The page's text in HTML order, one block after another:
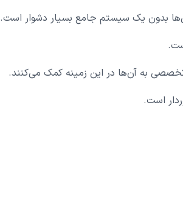
بدون یک سیستم جامع بسیار دشوار است.
تخصصی به آن‌ها در این زمینه کمک می‌کنند.
است.